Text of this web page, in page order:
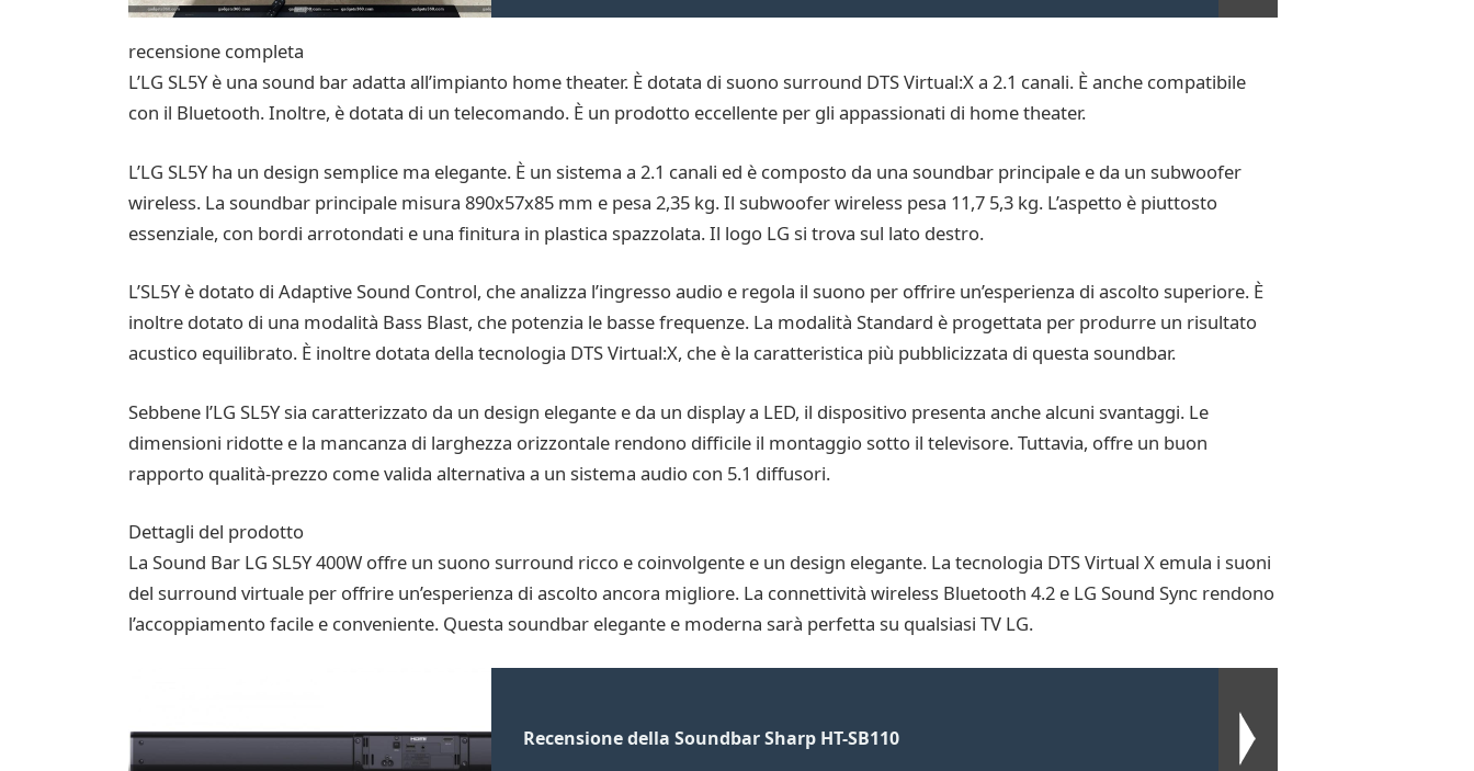
recensione completa
L’LG SL5Y è una sound bar adatta all’impianto home theater. È dotata di suono surround DTS Virtual:X a 2.1 canali. È anche compatibile
con il Bluetooth. Inoltre, è dotata di un telecomando. È un prodotto eccellente per gli appassionati di home theater.
L’LG SL5Y ha un design semplice ma elegante. È un sistema a 2.1 canali ed è composto da una soundbar principale e da un subwoofer
wireless. La soundbar principale misura 890x57x85 mm e pesa 2,35 kg. Il subwoofer wireless pesa 11,7 5,3 kg. L’aspetto è piuttosto
essenziale, con bordi arrotondati e una finitura in plastica spazzolata. Il logo LG si trova sul lato destro.
L’SL5Y è dotato di Adaptive Sound Control, che analizza l’ingresso audio e regola il suono per offrire un’esperienza di ascolto superiore. È
inoltre dotato di una modalità Bass Blast, che potenzia le basse frequenze. La modalità Standard è progettata per produrre un risultato
acustico equilibrato. È inoltre dotata della tecnologia DTS Virtual:X, che è la caratteristica più pubblicizzata di questa soundbar.
Sebbene l’LG SL5Y sia caratterizzato da un design elegante e da un display a LED, il dispositivo presenta anche alcuni svantaggi. Le
dimensioni ridotte e la mancanza di larghezza orizzontale rendono difficile il montaggio sotto il televisore. Tuttavia, offre un buon
rapporto qualità-prezzo come valida alternativa a un sistema audio con 5.1 diffusori.
Dettagli del prodotto
La Sound Bar LG SL5Y 400W offre un suono surround ricco e coinvolgente e un design elegante. La tecnologia DTS Virtual X emula i suoni
del surround virtuale per offrire un’esperienza di ascolto ancora migliore. La connettività wireless Bluetooth 4.2 e LG Sound Sync rendono
l’accoppiamento facile e conveniente. Questa soundbar elegante e moderna sarà perfetta su qualsiasi TV LG.
Recensione della Soundbar Sharp HT-SB110